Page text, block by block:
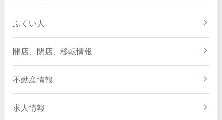
ふくい人
開店、閉店、移転情報
不動産情報
求人情報